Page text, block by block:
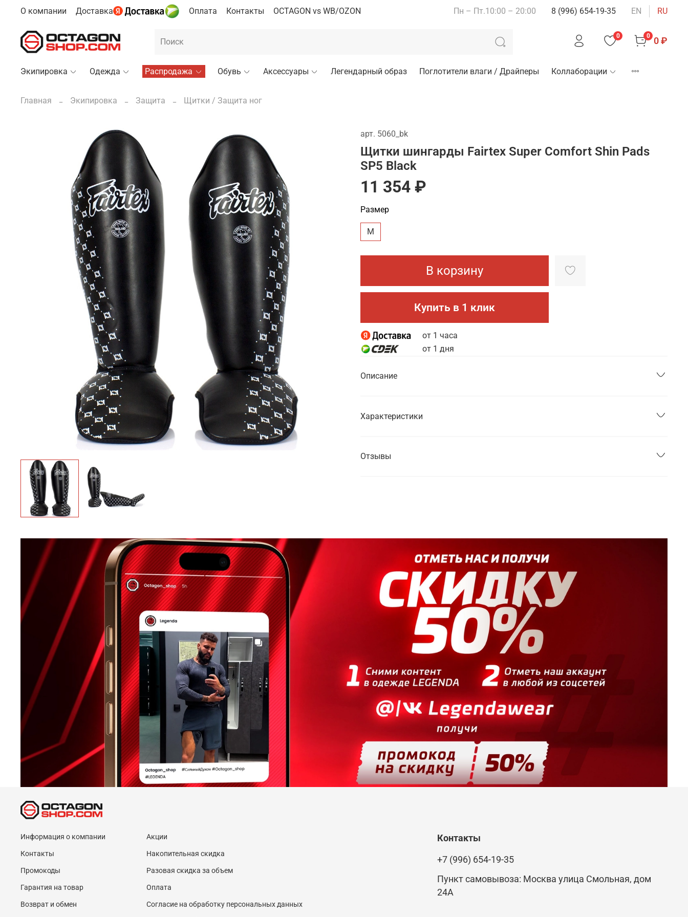
О компании Доставка Оплата Контакты OCTAGON vs WB/OZON Пн – Пт.10:00 – 20:00 8 (996) 654-19-35 EN RU
0 0 0 ₽
Экипировка Одежда Распродажа Обувь Аксессуары Легендарный образ Поглотители влаги / Драйперы Коллаборации
Главная Экипировка Защита Щитки / Защита ног
арт. 5060_bk
Щитки шингарды Fairtex Super Comfort Shin Pads
SP5 Black
11 354 ₽
В корзину
Купить в 1 клик
от 1 часа
от 1 дня
Размер
M
Описание
Характеристики
Отзывы
Информация о компании
Контакты
Промокоды
Гарантия на товар
Возврат и обмен
Акции
Накопительная скидка
Разовая скидка за объем
Оплата
Согласие на обработку персональных данных
Контакты
+7 (996) 654-19-35
Пункт самовывоза: Москва улица Смольная, дом
24А